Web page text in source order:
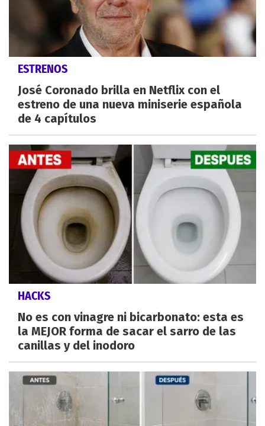
ESTRENOS
José Coronado brilla en Netflix con el
estreno de una nueva miniserie española
de 4 capítulos
HACKS
No es con vinagre ni bicarbonato: esta es
la MEJOR forma de sacar el sarro de las
canillas y del inodoro